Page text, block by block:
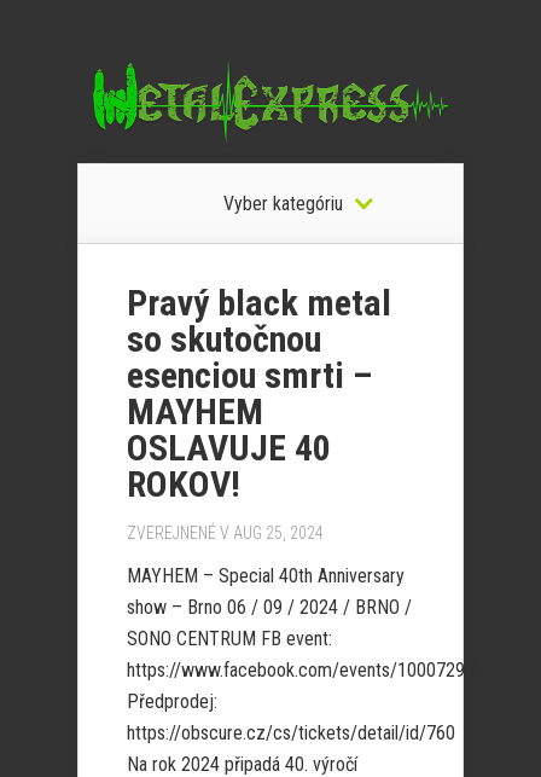
Vyber kategóriu
Pravý black metal
so skutočnou
esenciou smrti –
MAYHEM
OSLAVUJE 40
ROKOV!
ZVEREJNENÉ V AUG 25, 2024
MAYHEM – Special 40th Anniversary
show – Brno 06 / 09 / 2024 / BRNO /
SONO CENTRUM FB event:
https://www.facebook.com/events/
Předprodej:
https://obscure.cz/cs/tickets/detail/id/760
Na rok 2024 připadá 40. výročí